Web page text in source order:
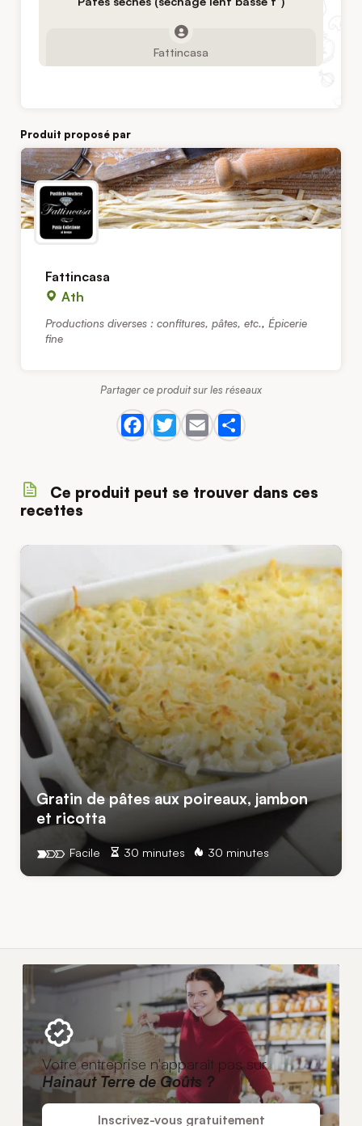
Fattincasa
Produit proposé par
Fattincasa
Ath
Productions diverses : confitures, pâtes, etc., Épicerie
fine
Partager ce produit sur les réseaux
Ce produit peut se trouver dans ces
recettes
Gratin de pâtes aux poireaux, jambon
et ricotta
30 minutes 30 minutes
Facile
Votre entreprise n'apparaît pas sur
Hainaut Terre de Goûts ?
Inscrivez-vous gratuitement